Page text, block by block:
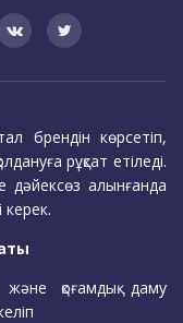
брендін көрсетіп,
рұқсат етіледі.
дәйексөз алынғанда
керек.
және қоғамдық даму